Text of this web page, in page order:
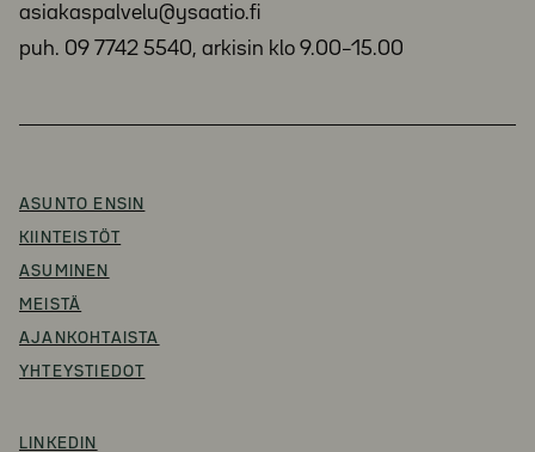
asiakaspalvelu@ysaatio.fi
puh. 09 7742 5540, arkisin klo 9.00–15.00
ASUNTO ENSIN
KIINTEISTÖT
ASUMINEN
MEISTÄ
AJANKOHTAISTA
YHTEYSTIEDOT
LINKEDIN